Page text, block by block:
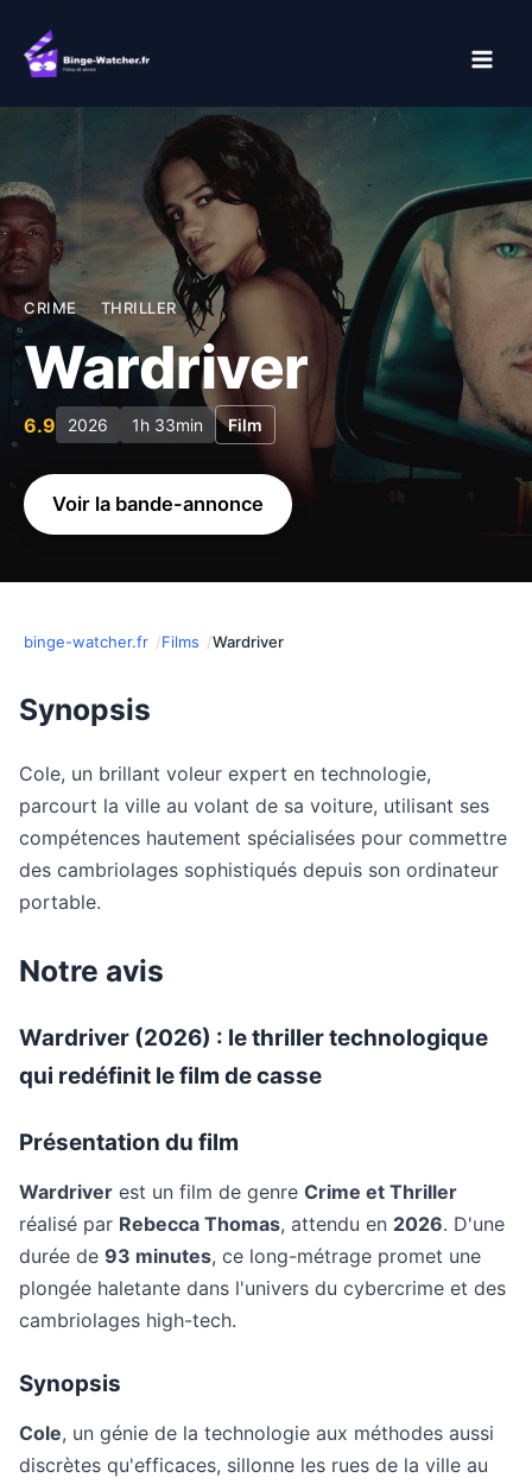
contenu
CRIME THRILLER
Wardriver
6.9 2026 1h 33min Film
Voir la bande-annonce
binge-watcher.fr Films Wardriver
Synopsis
Cole, un brillant voleur expert en technologie,
parcourt la ville au volant de sa voiture, utilisant ses
compétences hautement spécialisées pour commettre
des cambriolages sophistiqués depuis son ordinateur
portable.
Notre avis
Wardriver (2026) : le thriller technologique
qui redéfinit le film de casse
Présentation du film
Wardriver est un film de genre Crime et Thriller
réalisé par Rebecca Thomas, attendu en 2026. D'une
durée de 93 minutes, ce long-métrage promet une
plongée haletante dans l'univers du cybercrime et des
cambriolages high-tech.
Synopsis
Cole, un génie de la technologie aux méthodes aussi
discrètes qu'efficaces, sillonne les rues de la ville au